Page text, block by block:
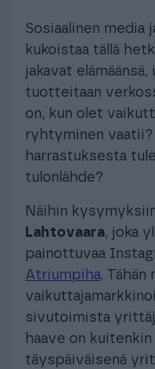
Sosiaalinen media
kukoistaa tällä
jakavat
tuotteitaan
on, kun olet
ryhtyminen
harrastuksesta
tulonlähde?
Näihin
Lahtovaara, joka
painottuvaa
Atriumpiha. Tähän
sivutoimista
haave on
täyspäiväisenä